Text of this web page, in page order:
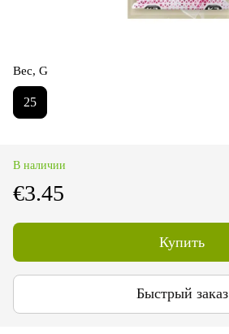
Вес, G
25
В наличии
€3.45
Купить
Быстрый заказ